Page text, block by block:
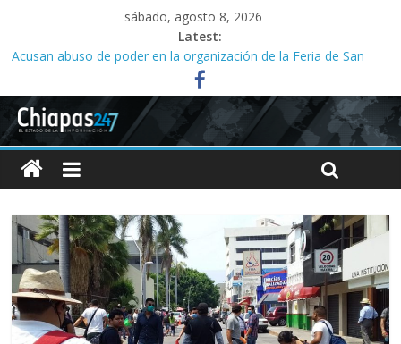
sábado, agosto 8, 2026
Latest:
Acusan abuso de poder en la organización de la Feria de San
Roque; señalan vínculos con el alcalde Ángel Torres
Ministeriales irrumpen a la fuerza en Casa del Migrante;
presbítero exige a la FGE investigar
Acusan a la SMyT de solapar corrupción en el transporte de la
capital
Familias acusan años de retrasos en investigaciones por abuso
sexual infantil
Tres meses sin agua desatan protesta en Yajalón